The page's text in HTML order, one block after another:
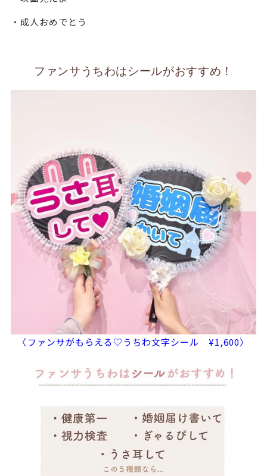
・成人おめでとう
ファンサうちわはシールがおすすめ！
〈ファンサがもらえる♡うちわ文字シール ¥1,600〉